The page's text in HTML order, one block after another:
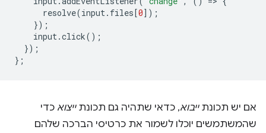
resolve(input. files[0]);
});
input.click();
});
};
אם יש תכונתייבוא, כדאי שתהיה גם תכונתייצוא כדי
שהמשתמשים יוכלו לשמור את כרטיסי הברכה שלהם